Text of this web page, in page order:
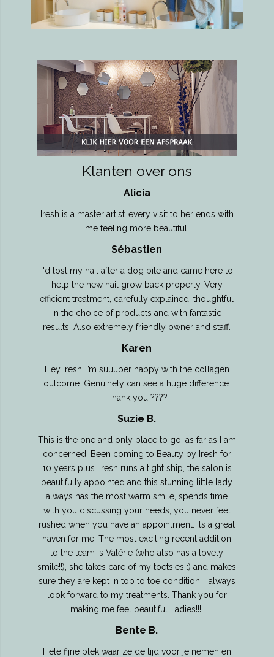
Klanten over ons
Alicia
Iresh is a master artist..every visit to her ends with
me feeling more beautiful!
Sébastien
I'd lost my nail after a dog bite and came here to
help the new nail grow back properly. Very
efficient treatment, carefully explained, thoughtful
in the choice of products and with fantastic
results. Also extremely friendly owner and staff.
Karen
Hey iresh, I’m suuuper happy with the collagen
outcome. Genuinely can see a huge difference.
Thank you ????
Suzie B.
This is the one and only place to go, as far as I am
concerned. Been coming to Beauty by Iresh for
10 years plus. Iresh runs a tight ship, the salon is
beautifully appointed and this stunning little lady
always has the most warm smile, spends time
with you discussing your needs, you never feel
rushed when you have an appointment. Its a great
haven for me. The most exciting recent addition
to the team is Valérie (who also has a lovely
smile!!), she takes care of my toetsies :) and makes
sure they are kept in top to toe condition. I always
look forward to my treatments. Thank you for
making me feel beautiful Ladies!!!!
Bente B.
Hele fijne plek waar ze de tijd voor je nemen en